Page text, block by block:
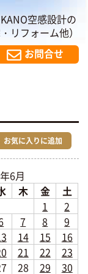
空感設計の
リフォーム他）
お問合せ
お気に入りに追加
6月
木 金 土
1
2
7 8
9
14 15
16
21 22
23
28 29 30